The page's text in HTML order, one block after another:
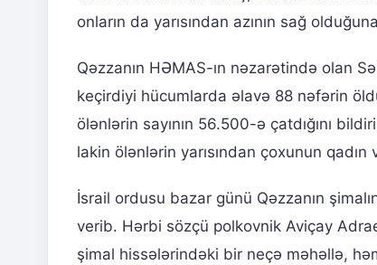
onların da yarısından azının sağ olduğuna
Qəzzanın HƏMAS-ın nəzarətində olan
keçirdiyi hücumlarda əlavə 88 nəfərin
ölənlərin sayının 56.500-ə çatdığını
lakin ölənlərin yarısından çoxunun
İsrail ordusu bazar günü Qəzzanın
verib. Hərbi sözçü polkovnik Aviçay
şimal hissələrindəki bir neçə məhəllə,